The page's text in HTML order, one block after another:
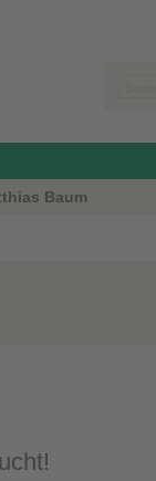
Baum